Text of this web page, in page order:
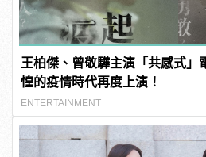
王柏傑、曾敬驊主演「共感式」
惶的疫情時代再度上演！
ENTERTAINMENT